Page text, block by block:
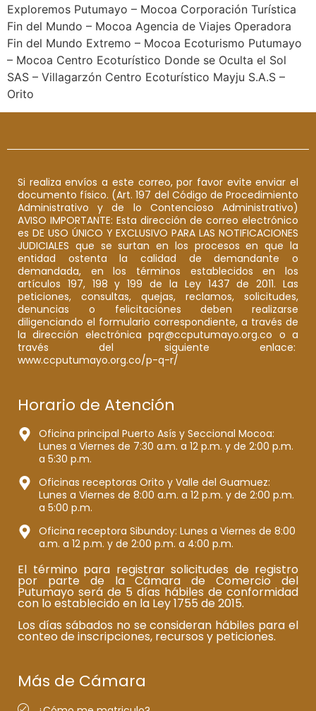
Exploremos Putumayo – Mocoa Corporación Turística
Fin del Mundo – Mocoa Agencia de Viajes Operadora
Fin del Mundo Extremo – Mocoa Ecoturismo Putumayo
– Mocoa Centro Ecoturístico Donde se Oculta el Sol
SAS – Villagarzón Centro Ecoturístico Mayju S.A.S –
Orito
Si realiza envíos a este correo, por favor evite enviar el
documento físico. (Art. 197 del Código de Procedimiento
Administrativo y de lo Contencioso Administrativo)
AVISO IMPORTANTE: Esta dirección de correo electrónico
es DE USO ÚNICO Y EXCLUSIVO PARA LAS NOTIFICACIONES
JUDICIALES que se surtan en los procesos en que la
entidad ostenta la calidad de demandante o
demandada, en los términos establecidos en los
artículos 197, 198 y 199 de la Ley 1437 de 2011. Las
peticiones, consultas, quejas, reclamos, solicitudes,
denuncias o felicitaciones deben realizarse
diligenciando el formulario correspondiente, a través de
la dirección electrónica pqr@ccputumayo.org.co o a
través del siguiente enlace:
www.ccputumayo.org.co/p-q-r/
Horario de Atención
Oficina principal Puerto Asís y Seccional Mocoa:
Lunes a Viernes de 7:30 a.m. a 12 p.m. y de 2:00 p.m.
a 5:30 p.m.
Oficinas receptoras Orito y Valle del Guamuez:
Lunes a Viernes de 8:00 a.m. a 12 p.m. y de 2:00 p.m.
a 5:00 p.m.
Oficina receptora Sibundoy: Lunes a Viernes de 8:00
a.m. a 12 p.m. y de 2:00 p.m. a 4:00 p.m.
El término para registrar solicitudes de registro
por parte de la Cámara de Comercio del
Putumayo será de 5 días hábiles de conformidad
con lo establecido en la Ley 1755 de 2015.
Los días sábados no se consideran hábiles para el
conteo de inscripciones, recursos y peticiones.
Más de Cámara